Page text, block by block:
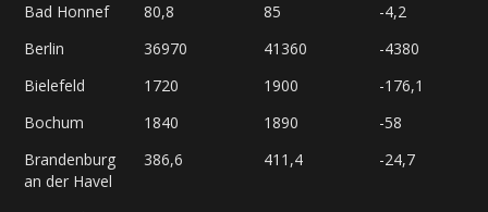
Bad Honnef
80,8 85
-4,2
Berlin
36970 41360
-4380
Bielefeld
1720 1900
-176,1
Bochum
1840 1890
-58
Brandenburg
an der Havel
386,6 411,4 -24,7